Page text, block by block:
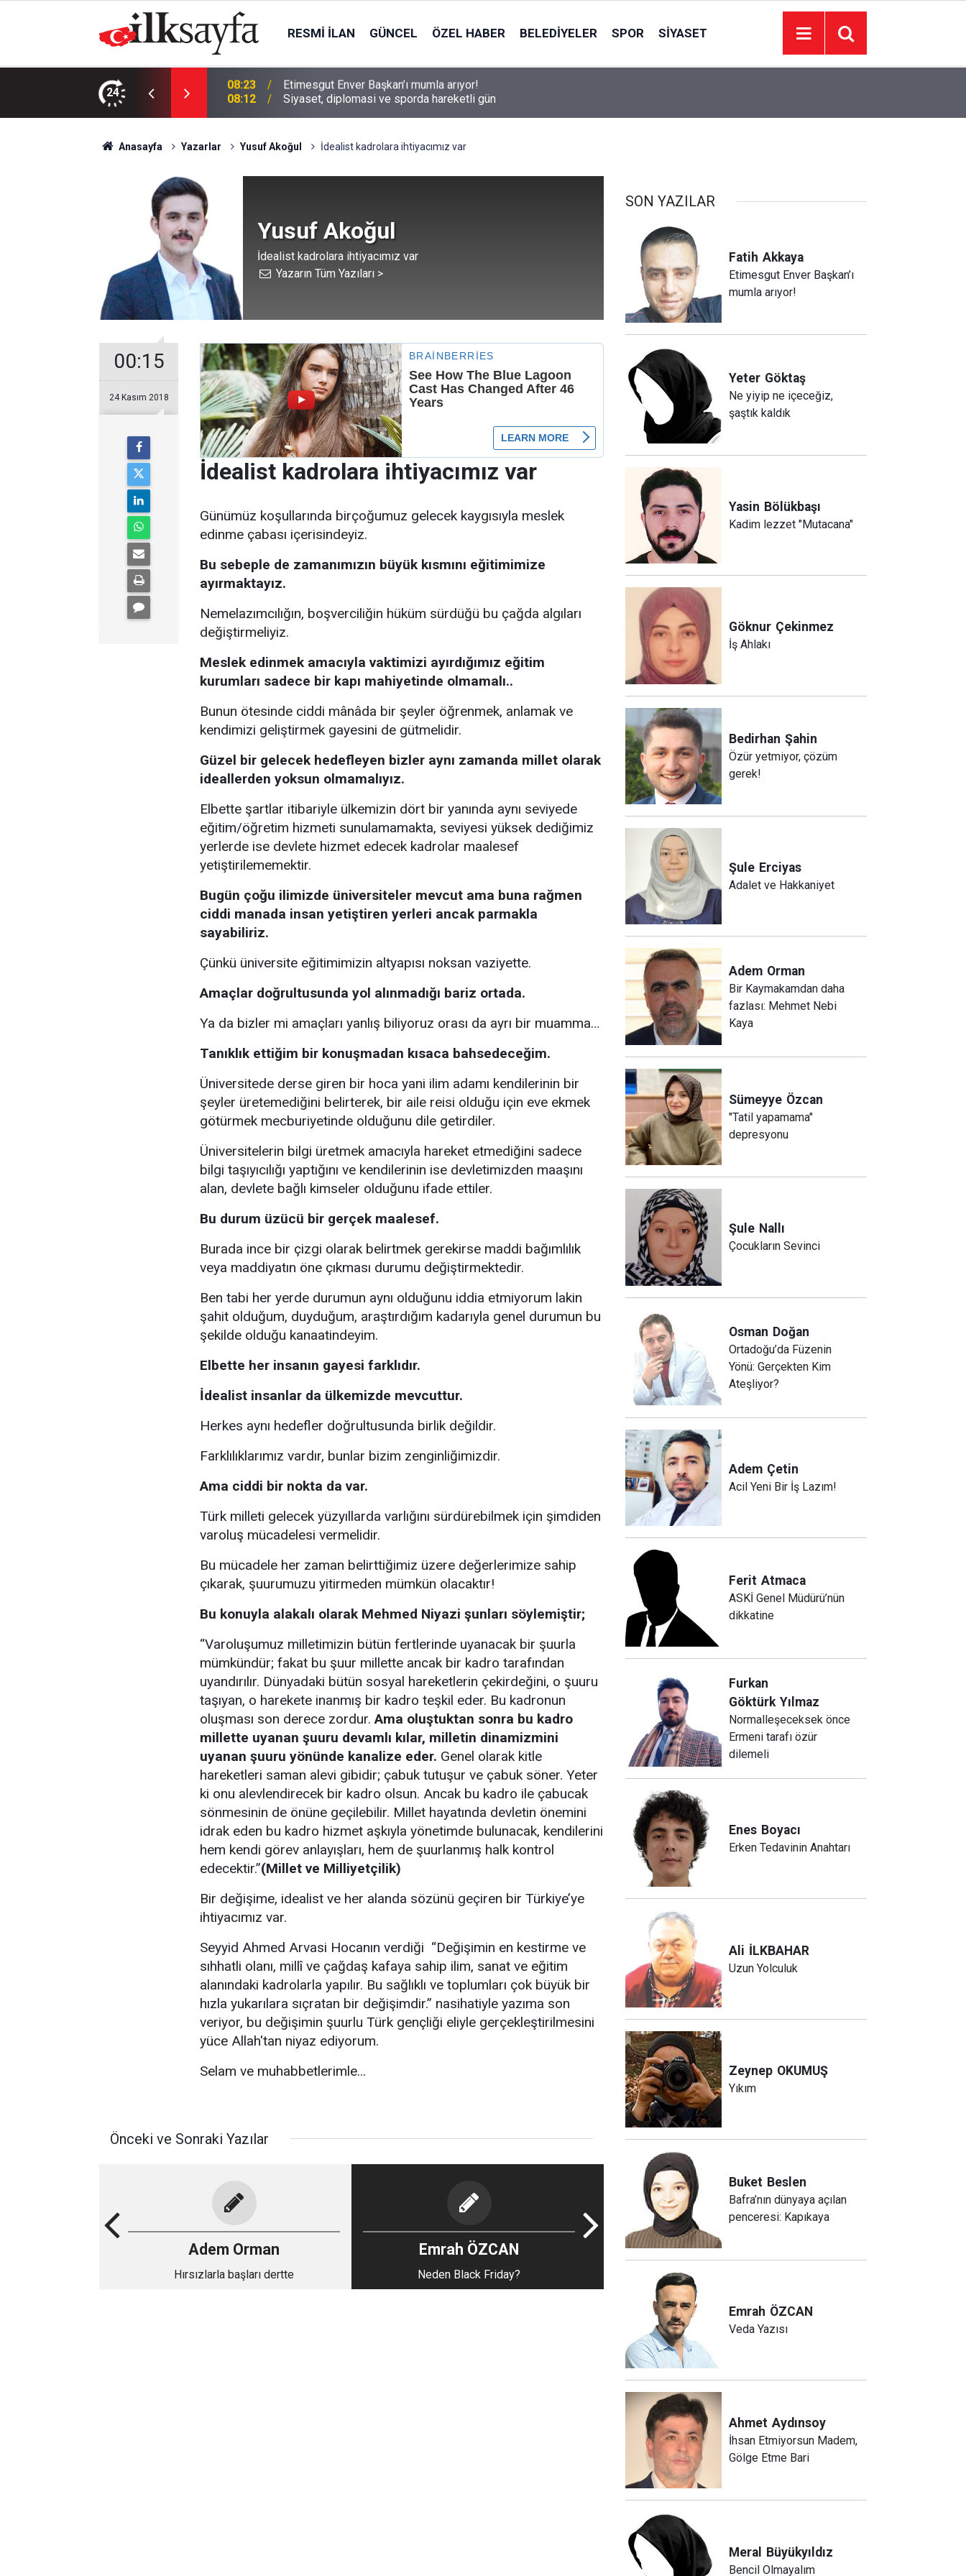
RESMI İLAN GÜNCEL ÖZEL HABER BELEDIYELER SPOR SIYASET
24 08:12 Siyaset, diplomasi ve sporda hareketli gün
Anasayfa Yazarlar Yusuf Akoğul İdealist kadrolara ihtiyacımız var
Yusuf Akoğul
İdealist kadrolara ihtiyacımız var
Yazarın Tüm Yazıları >
00:15
24 Kasım 2018
İdealist kadrolara ihtiyacımız var
Günümüz koşullarında birçoğumuz gelecek kaygısıyla meslek
edinme çabası içerisindeyiz.
Bu sebeple de zamanımızın büyük kısmını eğitimimize
ayırmaktayız.
Nemelazımcılığın, boşverciliğin hüküm sürdüğü bu çağda algıları
değiştirmeliyiz.
Meslek edinmek amacıyla vaktimizi ayırdığımız eğitim
kurumları sadece bir kapı mahiyetinde olmamalı..
Bunun ötesinde ciddi mânâda bir şeyler öğrenmek, anlamak ve
kendimizi geliştirmek gayesini de gütmelidir.
Güzel bir gelecek hedefleyen bizler aynı zamanda millet olarak
ideallerden yoksun olmamalıyız.
Elbette şartlar itibariyle ülkemizin dört bir yanında aynı seviyede
eğitim/öğretim hizmeti sunulamamakta, seviyesi yüksek dediğimiz
yerlerde ise devlete hizmet edecek kadrolar maalesef
yetiştirilememektir.
Bugün çoğu ilimizde üniversiteler mevcut ama buna rağmen
ciddi manada insan yetiştiren yerleri ancak parmakla
sayabiliriz.
Çünkü üniversite eğitimimizin altyapısı noksan vaziyette.
Amaçlar doğrultusunda yol alınmadığı bariz ortada.
Ya da bizler mi amaçları yanlış biliyoruz orası da ayrı bir muamma…
Tanıklık ettiğim bir konuşmadan kısaca bahsedeceğim.
Üniversitede derse giren bir hoca yani ilim adamı kendilerinin bir
şeyler üretemediğini belirterek, bir aile reisi olduğu için eve ekmek
götürmek mecburiyetinde olduğunu dile getirdiler.
Üniversitelerin bilgi üretmek amacıyla hareket etmediğini sadece
bilgi taşıyıcılığı yaptığını ve kendilerinin ise devletimizden maaşını
alan, devlete bağlı kimseler olduğunu ifade ettiler.
Bu durum üzücü bir gerçek maalesef.
Burada ince bir çizgi olarak belirtmek gerekirse maddi bağımlılık
veya maddiyatın öne çıkması durumu değiştirmektedir.
Ben tabi her yerde durumun aynı olduğunu iddia etmiyorum lakin
şahit olduğum, duyduğum, araştırdığım kadarıyla genel durumun bu
şekilde olduğu kanaatindeyim.
Elbette her insanın gayesi farklıdır.
İdealist insanlar da ülkemizde mevcuttur.
Herkes aynı hedefler doğrultusunda birlik değildir.
Farklılıklarımız vardır, bunlar bizim zenginliğimizdir.
Ama ciddi bir nokta da var.
Türk milleti gelecek yüzyıllarda varlığını sürdürebilmek için şimdiden
varoluş mücadelesi vermelidir.
Bu mücadele her zaman belirttiğimiz üzere değerlerimize sahip
çıkarak, şuurumuzu yitirmeden mümkün olacaktır!
Bu konuyla alakalı olarak Mehmed Niyazi şunları söylemiştir;
“Varoluşumuz milletimizin bütün fertlerinde uyanacak bir şuurla
mümkündür; fakat bu şuur millette ancak bir kadro tarafından
uyandırılır. Dünyadaki bütün sosyal hareketlerin çekirdeğini, o şuuru
taşıyan, o harekete inanmış bir kadro teşkil eder. Bu kadronun
oluşması son derece zordur.Ama oluştuktan sonra bu kadro
millette uyanan şuuru devamlı kılar, milletin dinamizmini
uyanan şuuru yönünde kanalize eder. Genel olarak kitle
hareketleri saman alevi gibidir; çabuk tutuşur ve çabuk söner. Yeter
ki onu alevlendirecek bir kadro olsun. Ancak bu kadro ile çabucak
sönmesinin de önüne geçilebilir. Millet hayatında devletin önemini
idrak eden bu kadro hizmet aşkıyla yönetimde bulunacak, kendilerini
hem kendi görev anlayışları, hem de şuurlanmış halk kontrol
edecektir.”(Millet ve Milliyetçilik)
Bir değişime, idealist ve her alanda sözünü geçiren bir Türkiye’ye
ihtiyacımız var.
Seyyid Ahmed Arvasi Hocanın verdiği “Değişimin en kestirme ve
sıhhatli olanı, millî ve çağdaş kafaya sahip ilim, sanat ve eğitim
alanındaki kadrolarla yapılır. Bu sağlıklı ve toplumları çok büyük bir
hızla yukarılara sıçratan bir değişimdir.” nasihatiyle yazıma son
veriyor, bu değişimin şuurlu Türk gençliği eliyle gerçekleştirilmesini
yüce Allah'tan niyaz ediyorum.
Selam ve muhabbetlerimle...
Önceki ve Sonraki Yazılar
Adem Orman
Hırsızlarla başları dertte
Emrah ÖZCAN
Neden Black Friday?
SON YAZILAR
Fatih Akkaya
Etimesgut Enver Başkan’ı
mumla arıyor!
Yeter Göktaş
Ne yiyip ne içeceğiz,
şaştık kaldık
Yasin Bölükbaşı
Kadim lezzet "Mutacana"
Göknur Çekinmez
İş Ahlakı
Bedirhan Şahin
Özür yetmiyor, çözüm
gerek!
Şule Erciyas
Adalet ve Hakkaniyet
Adem Orman
Bir Kaymakamdan daha
fazlası: Mehmet Nebi
Kaya
Sümeyye Özcan
"Tatil yapamama"
depresyonu
Şule Nallı
Çocukların Sevinci
Osman Doğan
Ortadoğu’da Füzenin
Yönü: Gerçekten Kim
Ateşliyor?
Adem Çetin
Acil Yeni Bir İş Lazım!
Ferit Atmaca
ASKİ Genel Müdürü’nün
dikkatine
Furkan
Göktürk Yılmaz
Normalleşeceksek önce
Ermeni tarafı özür
dilemeli
Enes Boyacı
Erken Tedavinin Anahtarı
Ali İLKBAHAR
Uzun Yolculuk
Zeynep OKUMUŞ
Yıkım
Buket Beslen
Bafra’nın dünyaya açılan
penceresi: Kapıkaya
Emrah ÖZCAN
Veda Yazısı
Ahmet Aydınsoy
İhsan Etmiyorsun Madem,
Gölge Etme Bari
Meral Büyükyıldız
Bencil Olmayalım